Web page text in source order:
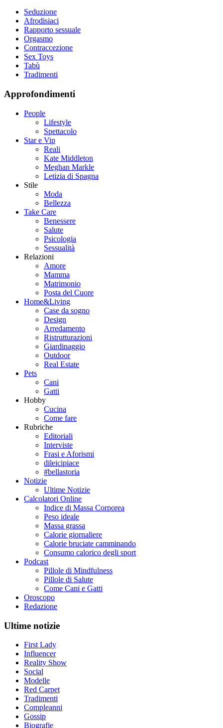
Seduzione
Afrodisiaci
Rapporto sessuale
Orgasmo
Contraccezione
Sex Toys
Tabù
Tradimenti
Approfondimenti
People
Lifestyle
Spettacolo
Star e Vip
Reali
Kate Middleton
Meghan Markle
Letizia di Spagna
Stile
Moda
Bellezza
Take Care
Benessere
Salute
Psicologia
Sessualità
Relazioni
Amore
Mamma
Matrimonio
Posta del Cuore
Home&Living
Case da sogno
Design
Arredamento
Ristrutturazioni
Giardinaggio
Outdoor
Real Estate
Pets
Cani
Gatti
Hobby
Cucina
Come fare
Rubriche
Editoriali
Interviste
Frasi e Aforismi
dileicipiace
#bellastoria
Notizie
Ultime Notizie
Calcolatori Online
Indice di Massa Corporea
Peso ideale
Massa grassa
Calorie giornaliere
Calorie bruciate camminando
Consumo calorico degli sport
Podcast
Pillole di Mindfulness
Pillole di Salute
Come Cani e Gatti
Oroscopo
Redazione
Ultime notizie
First Lady
Influencer
Reality Show
Social
Modelle
Red Carpet
Tradimenti
Compleanni
Gossip
Biografie